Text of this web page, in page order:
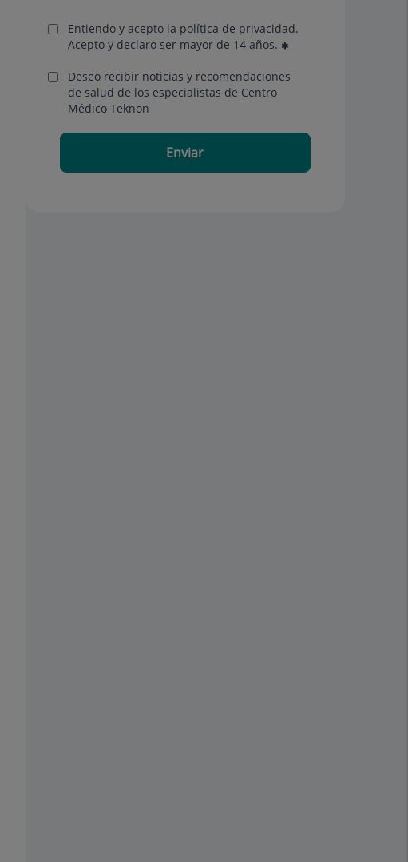
Entiendo y acepto la política de privacidad.
Acepto y declaro ser mayor de 14 años.
Deseo recibir noticias y recomendaciones
de salud de los especialistas de Centro
Médico Teknon
Enviar